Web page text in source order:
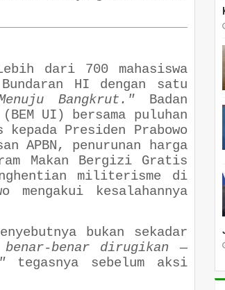
dari 700 mahasiswa
HI dengan satu
Bangkrut."
Badan
UI) bersama puluhan
Presiden Prabowo
APBN, penurunan harga
Makan Bergizi Gratis
militerisme di
kesalahannya
bukan sekadar
benar dirugikan —
tegasnya sebelum aksi